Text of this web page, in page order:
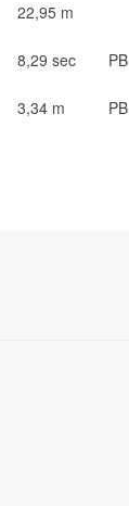
22,95 m
8,29 sec PB
3,34 m PB